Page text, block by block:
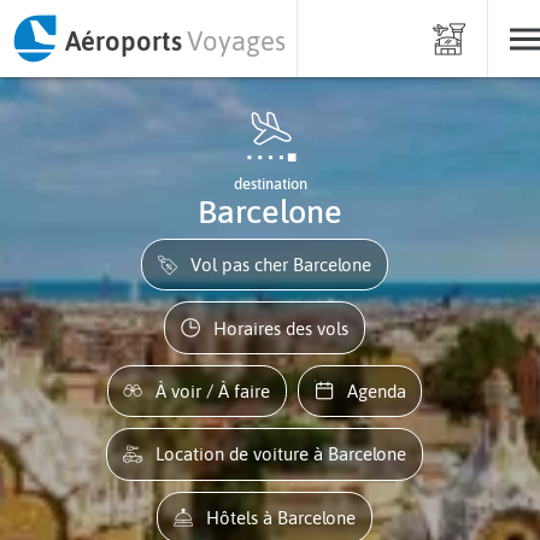
AéroportsVoyages
destination
Barcelone
Vol pas cher Barcelone
Horaires des vols
À voir / À faire Agenda
Location de voiture à Barcelone
Hôtels à Barcelone